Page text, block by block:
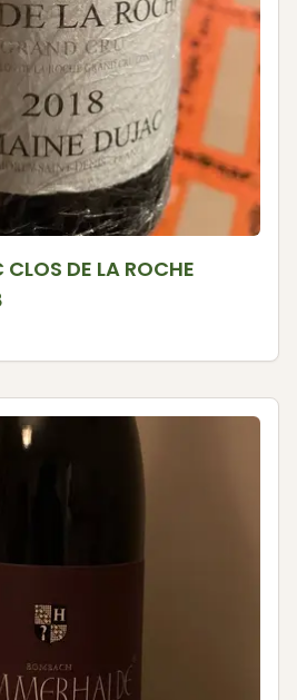
DE LA ROCHE